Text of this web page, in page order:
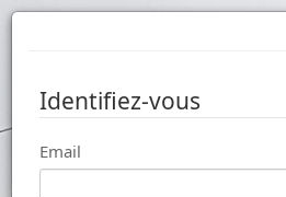
Identifiez-vous
Email